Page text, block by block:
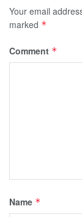
Your email
marked *
Comment *
Name *